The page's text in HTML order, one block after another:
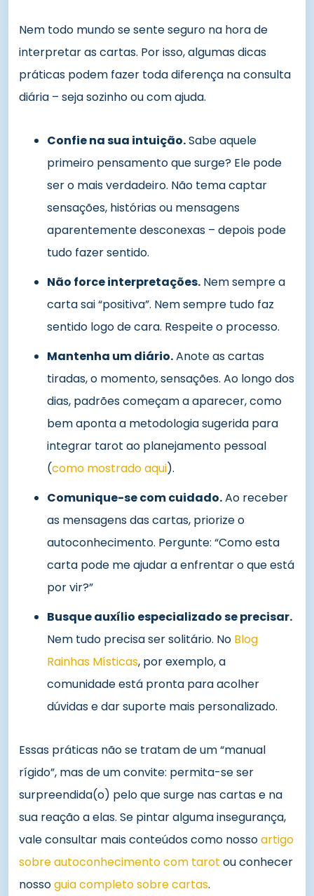
Nem todo mundo se sente seguro na hora de
interpretar as cartas. Por isso, algumas dicas
práticas podem fazer toda diferença na consulta
diária – seja sozinho ou com ajuda.
Confie na sua intuição.Sabe aquele
primeiro pensamento que surge? Ele pode
ser o mais verdadeiro. Não tema captar
sensações, histórias ou mensagens
aparentemente desconexas – depois pode
tudo fazer sentido.
Não force interpretações. Nem sempre a
carta sai “positiva”. Nem sempre tudo faz
sentido logo de cara. Respeite o processo.
Mantenha um diário.Anote as cartas
tiradas, o momento, sensações. Ao longo dos
dias, padrões começam a aparecer, como
bem aponta a metodologia sugerida para
integrar tarot ao planejamento pessoal
(como mostrado aqui).
Comunique-se com cuidado.Ao receber
as mensagens das cartas, priorize o
autoconhecimento. Pergunte: “Como esta
carta pode me ajudar a enfrentar o que está
por vir?”
Busque auxílio especializado se precisar.
Nem tudo precisa ser solitário. No Blog
Rainhas Místicas, por exemplo, a
comunidade está pronta para acolher
dúvidas e dar suporte mais personalizado.
Essas práticas não se tratam de um “manual
rígido”, mas de um convite: permita-se ser
surpreendida(o) pelo que surge nas cartas e na
sua reação a elas. Se pintar alguma insegurança,
vale consultar mais conteúdos como nossoartigo
sobre autoconhecimento com tarot ou conhecer
nossoguia completo sobre cartas.